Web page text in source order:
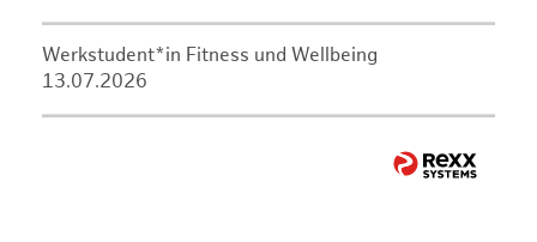
Werkstudent*in Fitness und Wellbeing
13.07.2026